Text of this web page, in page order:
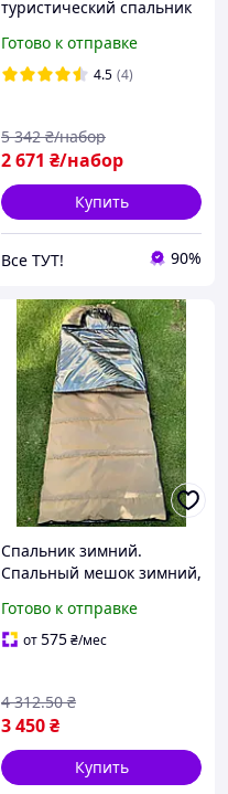
туристический спальник
водонепроницаемый
спальнік зсу спальный
Готово к отправке
4.5 (4)
2 671 ₴/набор
5 342 ₴/набор
Купить
Все ТУТ! 90%
Спальник зимний.
Спальный мешок зимний,
Готово к отправке
от575₴/мес
3 450₴
4 312.50 ₴
Купить